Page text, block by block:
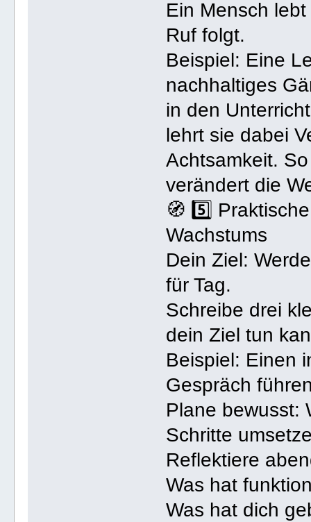
Ein Mensch
Ruf folgt.
Beispiel: Eine
nachhaltiges
in den
lehrt sie dabei
Achtsamkeit.
verändert die
🧭 5️⃣
Wachstums
Dein Ziel:
für Tag.
Schreibe drei
dein Ziel tun
Beispiel: Einen
Gespräch
Plane bewusst:
Schritte
Reflektiere
Was hat
Was hat dich